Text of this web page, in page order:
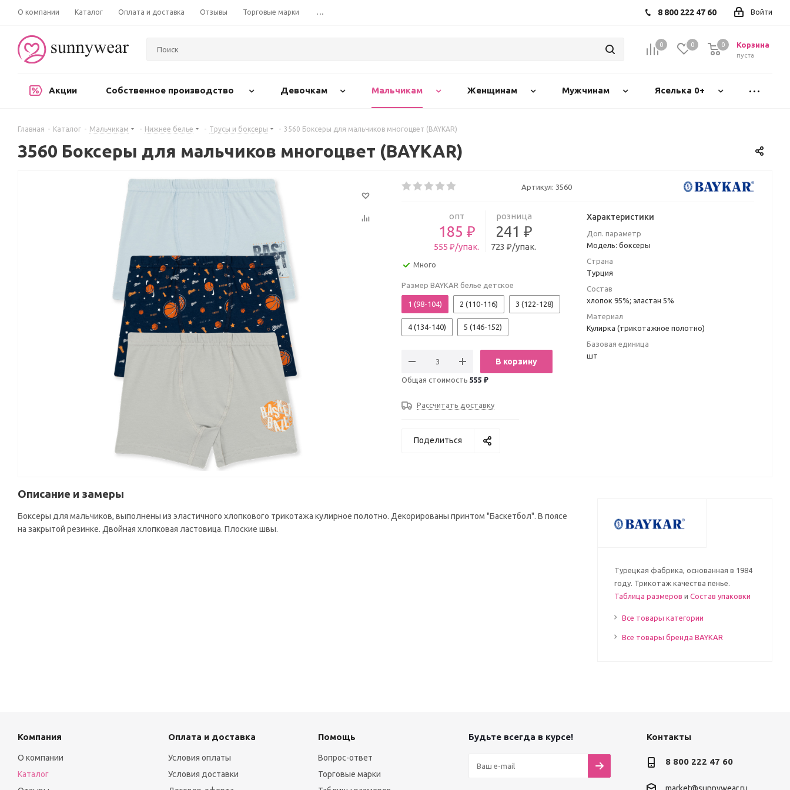
О компании Каталог Оплата и доставка Отзывы Торговые марки ... Войти
8 800 222 47 60
0 0 Корзина
пуста
0
Акции Собственное производство Девочкам Мальчикам Женщинам Мужчинам Яселька 0+
Главная - Каталог - Мальчикам - Нижнее белье - Трусы и боксеры - 3560 Боксеры для мальчиков многоцвет (BAYKAR)
3560 Боксеры для мальчиков многоцвет (BAYKAR)
Артикул: 3560
опт
185 ₽
555 ₽/упак.
розница
241 ₽
723 ₽/упак.
Много
Размер BAYKAR белье детское
1 (98-104) 2 (110-116) 3 (122-128)
4 (134-140) 5 (146-152)
В корзину
Общая стоимость 555 ₽
Рассчитать доставку
Характеристики
Доп. параметр
Модель: боксеры
Страна
Турция
Состав
хлопок 95%; эластан 5%
Материал
Кулирка (трикотажное полотно)
Базовая единица
шт
Поделиться
Описание и замеры
Боксеры для мальчиков, выполнены из эластичного хлопкового трикотажа кулирное полотно. Декорированы принтом "Баскетбол". В поясе
на закрытой резинке. Двойная хлопковая ластовица. Плоские швы.
Турецкая фабрика, основанная в 1984
году. Трикотаж качества пенье.
Таблица размеров и Состав упаковки
Все товары категории
Все товары бренда BAYKAR
Компания
О компании
Каталог
Оплата и доставка
Условия оплаты
Условия доставки
Помощь
Вопрос-ответ
Торговые марки
Будьте всегда в курсе! Контакты
8 800 222 47 60